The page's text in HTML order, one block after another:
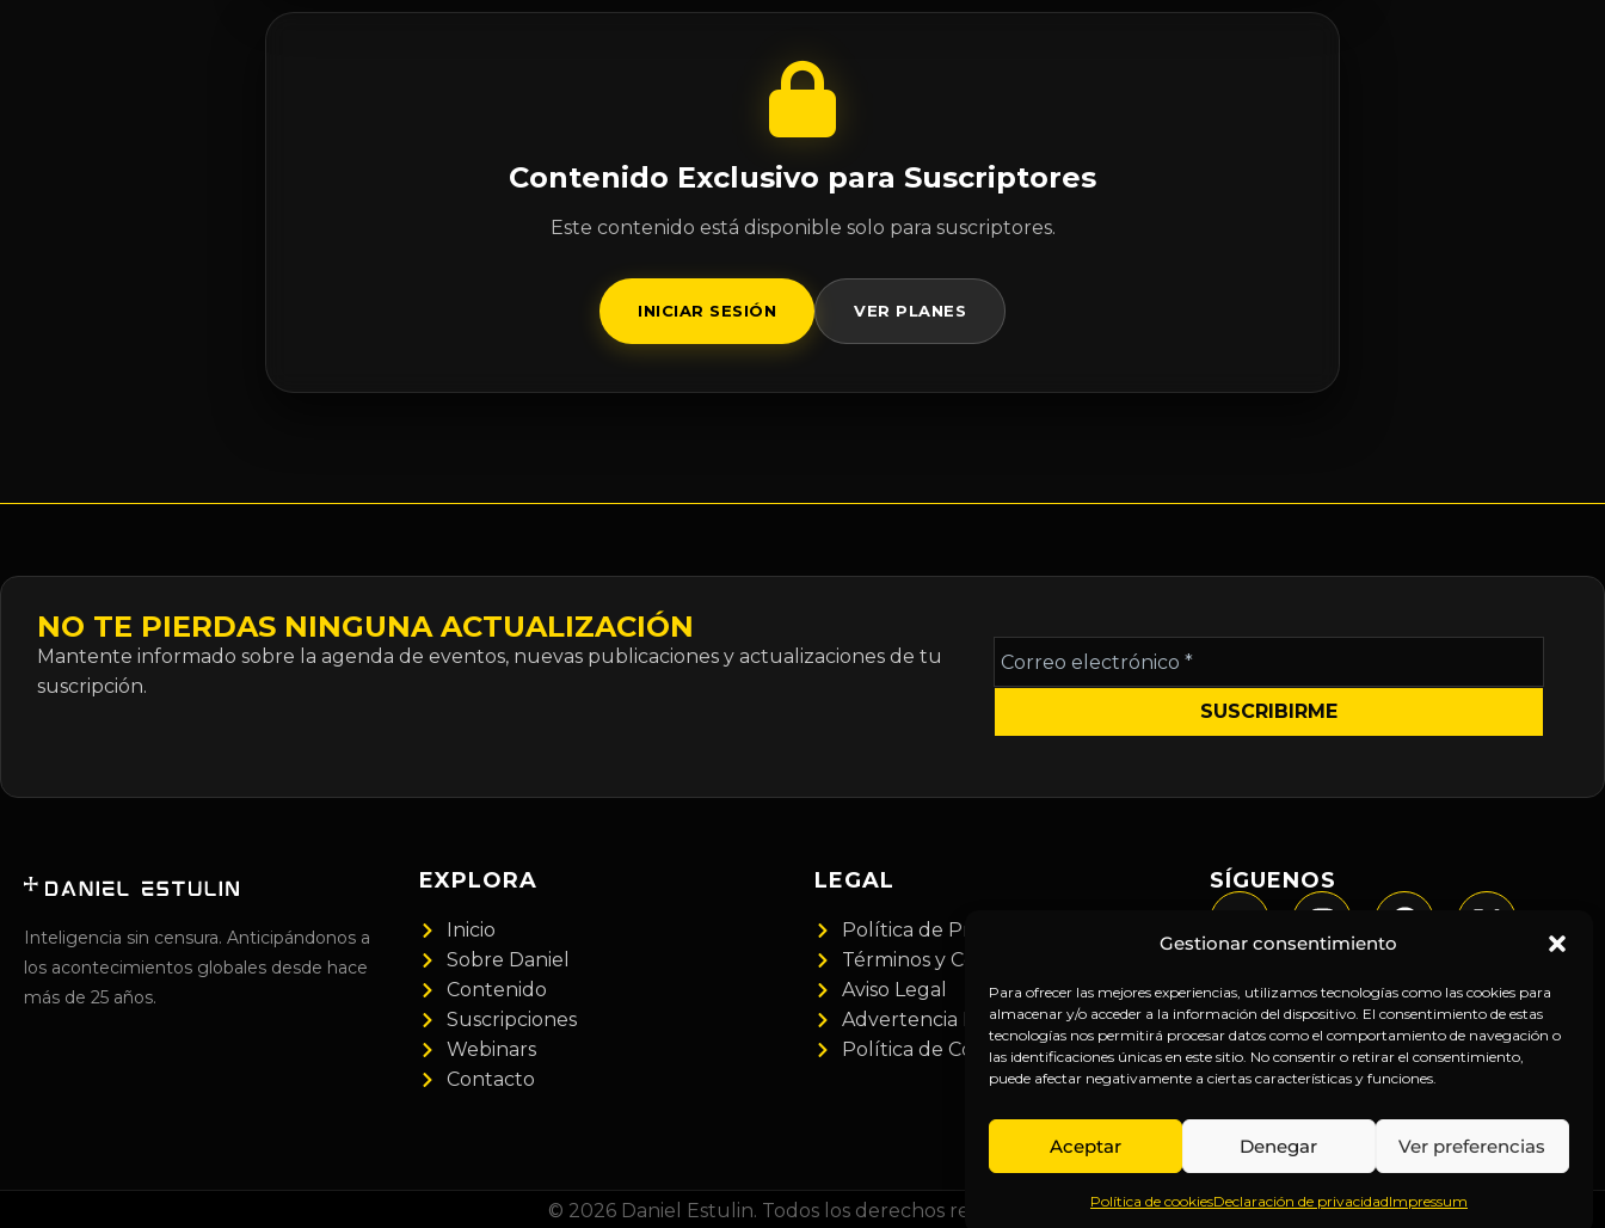
Gestionar consentimiento
Para ofrecer las mejores experiencias, utilizamos tecnologías como las cookies para
almacenar y/o acceder a la información del dispositivo. El consentimiento de estas
tecnologías nos permitirá procesar datos como el comportamiento de navegación o
las identificaciones únicas en este sitio. No consentir o retirar el consentimiento,
puede afectar negativamente a ciertas características y funciones.
Aceptar Denegar Ver preferencias
Política de cookiesDeclaración de privacidadImpressum
Contenido Exclusivo para Suscriptores
Este contenido está disponible solo para suscriptores.
INICIAR SESIÓN VER PLANES
NO TE PIERDAS NINGUNA ACTUALIZACIÓN
Mantente informado sobre la agenda de eventos, nuevas publicaciones y actualizaciones de tu
suscripción.
Correo
electrónico
*
Inteligencia sin censura. Anticipándonos a
los acontecimientos globales desde hace
más de 25 años.
EXPLORA
Inicio
Sobre Daniel
Contenido
Suscripciones
Webinars
Contacto
LEGAL
Política de Privacidad
Términos y Condiciones
Aviso Legal
Advertencia Financiera
Política de Cookies
SÍGUENOS
© 2026 Daniel Estulin. Todos los derechos reservados.